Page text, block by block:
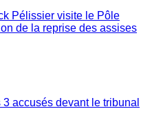
Pélissier visite le Pôle
de la reprise des assises